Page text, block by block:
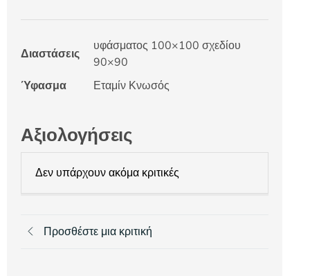
Διαστάσεις
υφάσματος 100×100 σχεδίου
90×90
Ύφασμα
Εταμίν Κνωσός
Αξιολογήσεις
Δεν υπάρχουν ακόμα κριτικές
Προσθέστε μια κριτική